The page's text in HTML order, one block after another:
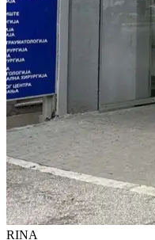
RINA